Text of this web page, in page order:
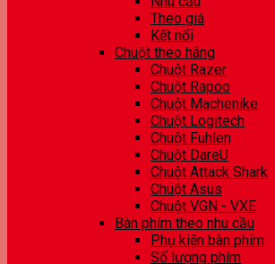
Theo giá
Kết nối
Chuột theo hãng
Chuột Razer
Chuột Rapoo
Chuột Machenike
Chuột Logitech
Chuột Fuhlen
Chuột DareU
Chuột Attack Shark
Chuột Asus
Chuột VGN - VXE
Bàn phím theo nhu cầu
Phụ kiện bàn phím
Số lượng phím